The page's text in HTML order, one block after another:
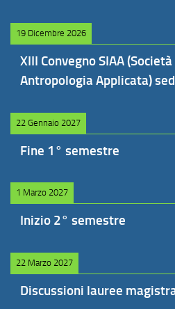
19 Dicembre 2026
XIII Convegno SIAA
Antropologia Applicata)
22 Gennaio 2027
Fine 1° semestre
1 Marzo 2027
Inizio 2° semestre
22 Marzo 2027
Discussioni lauree